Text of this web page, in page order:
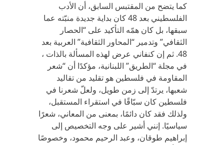
كما يتضح من المقتبس السابق، أن الأدب
الفلسطيني بعد 48 كان بداية جديدة منبّته عما
سبقها، بل كان همّه التأكيد على “الحصار
الثقافي” وتدمير “المحاور الثقافية” العربية بعد
48. ثم إن كنفاني عرض لهذه المسألة بالذات ،
في مجلة “الطريق” اللبنانية، مؤكدًا أن “شعر
المقاومة في فلسطين هو تقليد من تقاليد
شعبها، يرتدّ إلى زمن طويل، ولعلّ شعرنا في
فلسطين كان سبّاقًا في استقراء المستقبل،
ولذلك فقد كان دائمًا، بمعنى من المعاني، شعرًا
سياسيًا. إنني أشير على وجه التخصيص إلى
إبراهيم طوقان، وعبد الرحيم محمود، وخصوصًا